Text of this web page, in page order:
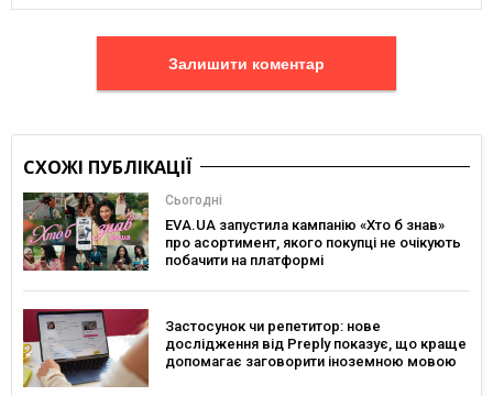
Залишити коментар
СХОЖІ ПУБЛІКАЦІЇ
Сьогодні
EVA.UA запустила кампанію «Хто б знав»
про асортимент, якого покупці не очікують
побачити на платформі
Застосунок чи репетитор: нове
дослідження від Preply показує, що краще
допомагає заговорити іноземною мовою